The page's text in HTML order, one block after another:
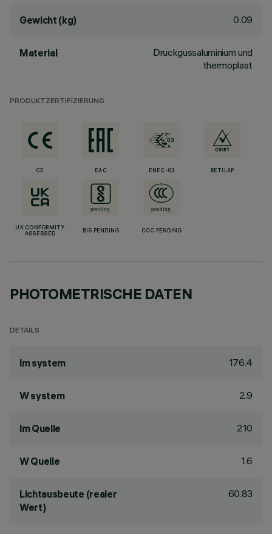
Gewicht (kg) 0.09
Material
Druckgussaluminium und
thermoplast
PRODUKTZERTIFIZIERUNG
CE EAC ENEC-03 RETILAP
UK CONFORMITY
ASSESSED
BIS PENDING CCC PENDING
PHOTOMETRISCHE DATEN
DETAILS
lm system 176.4
W system 2.9
lm Quelle 210
W Quelle 1.6
Lichtausbeute (realer
Wert)
60.83